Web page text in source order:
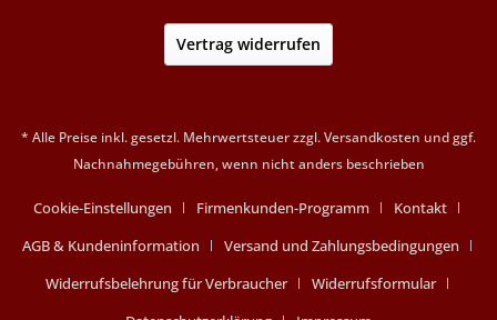
Vertrag widerrufen
* Alle Preise inkl. gesetzl. Mehrwertsteuer zzgl.Versandkosten und ggf.
Nachnahmegebühren, wenn nicht anders beschrieben
Cookie-Einstellungen Firmenkunden-Programm
Kontakt
AGB & Kundeninformation
Versand und Zahlungsbedingungen
Widerrufsbelehrung für Verbraucher
Widerrufsformular